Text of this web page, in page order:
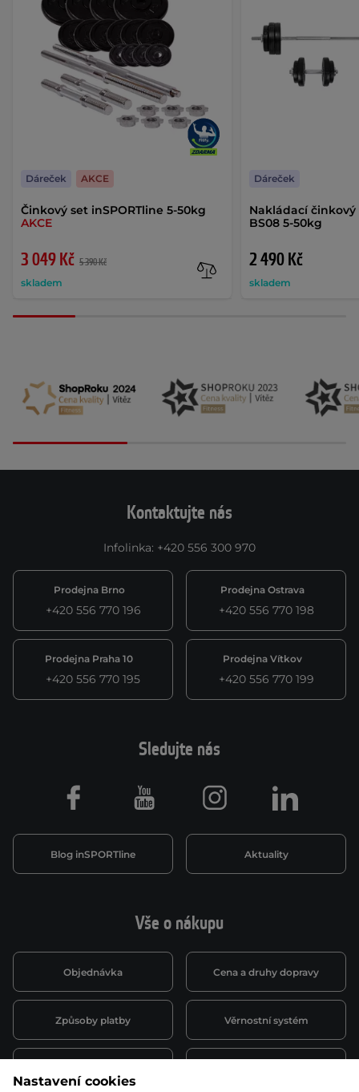
Činkový set inSPORTline 5-50kg
AKCE
3 049 Kč 5 390 Kč
skladem
Dáreček AKCE
Nakládací činkový
BS08 5-50kg
2 490 Kč
skladem
Dáreček
Kontaktujte nás
Infolinka: +420 556 300 970
Prodejna Brno
+420 556 770 196
Prodejna Ostrava
+420 556 770 198
Prodejna Praha 10
+420 556 770 195
Prodejna Vítkov
+420 556 770 199
Vše o nákupu
Objednávka Cena a druhy dopravy
Způsoby platby Věrnostní systém
Sledujte nás
Blog inSPORTline Aktuality
Facebook Youtube Instagram LinkedIn
Nastavení cookies